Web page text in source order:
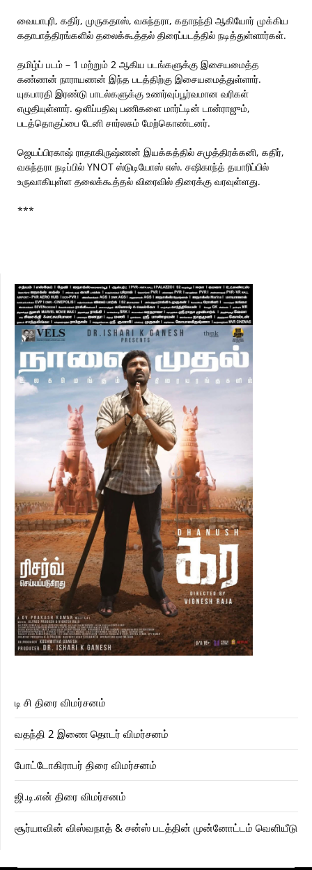
வையாபுரி, கதிர், முருகதாஸ், வசுந்தரா, கதாநந்தி ஆகியோர் முக்கிய
கதாபாத்திரங்களில் தலைக்கூத்தல் திரைப்படத்தில் நடித்துள்ளார்கள்.
தமிழ்ப் படம் – 1 மற்றும் 2 ஆகிய படங்களுக்கு இசையமைத்த
கண்ணன் நாராயணன் இந்த படத்திற்கு இசையமைத்துள்ளார்.
யுகபாரதி இரண்டு பாடல்களுக்கு உணர்வுப்பூர்வமான வரிகள்
எழுதியுள்ளார். ஒளிப்பதிவு பணிகளை மார்ட்டின் டான்ராஜும்,
படத்தொகுப்பை டேனி சார்லசும் மேற்கொண்டனர்.
ஜெயப்பிரகாஷ் ராதாகிருஷ்ணன் இயக்கத்தில் சமுத்திரக்கனி, கதிர்,
வசுந்தரா நடிப்பில் YNOT ஸ்டுடியோஸ் எஸ். சஷிகாந்த் தயாரிப்பில்
உருவாகியுள்ள தலைக்கூத்தல் விரைவில் திரைக்கு வரவுள்ளது.
***
டி சி திரை விமர்சனம்
வதந்தி 2 இணை தொடர் விமர்சனம்
போட்டோகிராபர் திரை விமர்சனம்
ஜி.டி.என் திரை விமர்சனம்
சூர்யாவின் விஸ்வநாத் & சன்ஸ் படத்தின் முன்னோட்டம் வெளியீடு